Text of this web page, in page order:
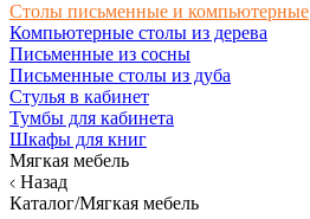
Столы письменные и компьютерные
Компьютерные столы из дерева
Письменные из сосны
Письменные столы из дуба
Стулья в кабинет
Тумбы для кабинета
Шкафы для книг
Мягкая мебель
Назад
Каталог/Мягкая мебель